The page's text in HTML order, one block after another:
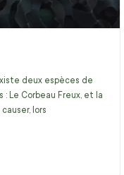
deux espèces de
Le Corbeau Freux, et la
lors